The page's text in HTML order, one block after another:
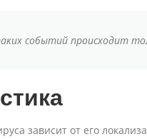
событий происходит
зависит от его